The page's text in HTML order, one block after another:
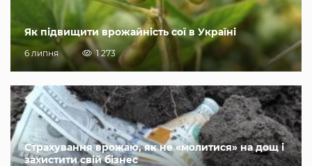
Як підвищити врожайність сої в Україні
6 липня 1 273
Страхування врожаю, як не «молитися» на дощ і
захистити свій бізнес